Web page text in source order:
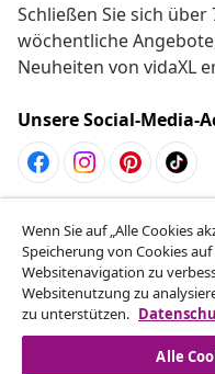
Schließen Sie sich
wöchentliche
Neuheiten von vidaXL
Unsere Social-Media-
Vom Vertrag
Reiche einen
ein.
Vom
Wenn Sie auf „Alle Cookies
Speicherung von Cookies
Websitenavigation zu
Websitenutzung zu
zu unterstützen.
Alle